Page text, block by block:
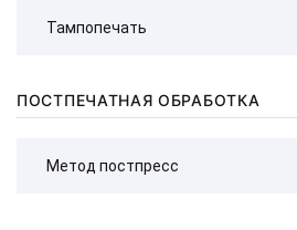
ПОСТПЕЧАТНАЯ ОБРАБОТКА